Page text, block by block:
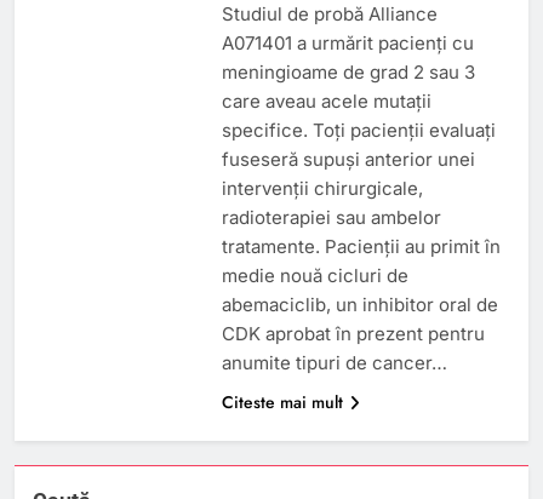
Studiul de probă Alliance
A071401 a urmărit pacienți cu
meningioame de grad 2 sau 3
care aveau acele mutații
specifice. Toți pacienții evaluați
fuseseră supuși anterior unei
intervenții chirurgicale,
radioterapiei sau ambelor
tratamente. Pacienții au primit în
medie nouă cicluri de
abemaciclib, un inhibitor oral de
CDK aprobat în prezent pentru
anumite tipuri de cancer…
Citeste mai mult